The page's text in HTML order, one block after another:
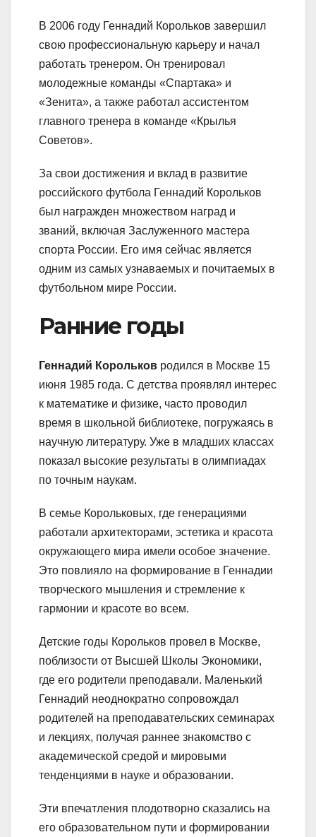
В 2006 году Геннадий Корольков завершил
свою профессиональную карьеру и начал
работать тренером. Он тренировал
молодежные команды «Спартака» и
«Зенита», а также работал ассистентом
главного тренера в команде «Крылья
Советов».
За свои достижения и вклад в развитие
российского футбола Геннадий Корольков
был награжден множеством наград и
званий, включая Заслуженного мастера
спорта России. Его имя сейчас является
одним из самых узнаваемых и почитаемых в
футбольном мире России.
Ранние годы
Геннадий Корольков родился в Москве 15
июня 1985 года. С детства проявлял интерес
к математике и физике, часто проводил
время в школьной библиотеке, погружаясь в
научную литературу. Уже в младших классах
показал высокие результаты в олимпиадах
по точным наукам.
В семье Корольковых, где генерациями
работали архитекторами, эстетика и красота
окружающего мира имели особое значение.
Это повлияло на формирование в Геннадии
творческого мышления и стремление к
гармонии и красоте во всем.
Детские годы Корольков провел в Москве,
поблизости от Высшей Школы Экономики,
где его родители преподавали. Маленький
Геннадий неоднократно сопровождал
родителей на преподавательских семинарах
и лекциях, получая раннее знакомство с
академической средой и мировыми
тенденциями в науке и образовании.
Эти впечатления плодотворно сказались на
его образовательном пути и формировании